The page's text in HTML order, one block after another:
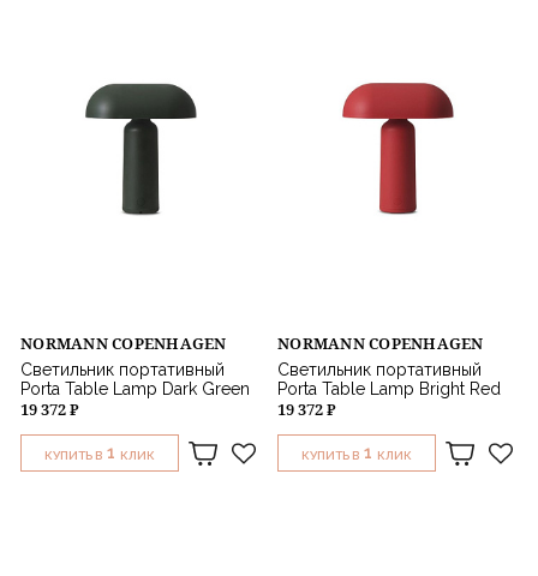
NORMANN COPENHAGEN
Светильник портативный
Porta Table Lamp Dark Green
19 372 ₽
КУПИТЬ В 1 КЛИК
NORMANN COPENHAGEN
Светильник портативный
Porta Table Lamp Bright Red
19 372 ₽
КУПИТЬ В 1 КЛИК